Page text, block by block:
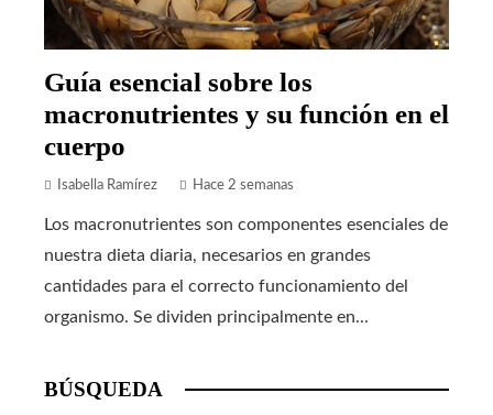
Guía esencial sobre los
macronutrientes y su función en el
cuerpo
Isabella Ramírez Hace 2 semanas
Los macronutrientes son componentes esenciales de
nuestra dieta diaria, necesarios en grandes
cantidades para el correcto funcionamiento del
organismo. Se dividen principalmente en...
BÚSQUEDA